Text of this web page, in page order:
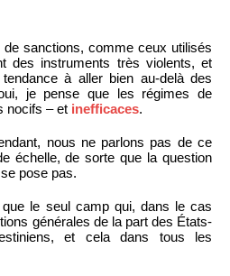
sanctions, comme ceux utilisés
des instruments très violents, et
à aller bien au-delà des
je pense que les régimes de
nocifs – et inefficaces.
nous ne parlons pas de ce
échelle, de sorte que la question
pose pas.
que le seul camp qui, dans le cas
générales de la part des États-
et cela dans tous les